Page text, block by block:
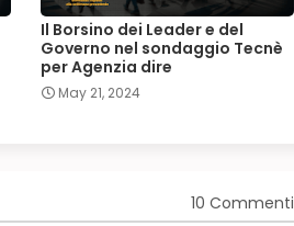
Il Borsino dei Leader e del
Governo nel sondaggio Tecnè
per Agenzia dire
May 21, 2024
10 Commenti